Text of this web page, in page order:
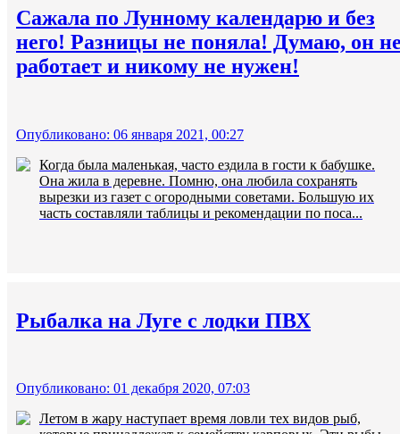
Сажала по Лунному календарю и без
него! Разницы не поняла! Думаю, он
работает и никому не нужен!
Опубликовано: 06 января 2021, 00:27
Когда была маленькая, часто ездила в гости к бабушке.
Она жила в деревне. Помню, она любила сохранять
вырезки из газет с огородными советами. Большую их
часть составляли таблицы и рекомендации по поса...
Рыбалка на Луге с лодки ПВХ
Опубликовано: 01 декабря 2020, 07:03
Летом в жару наступает время ловли тех видов рыб,